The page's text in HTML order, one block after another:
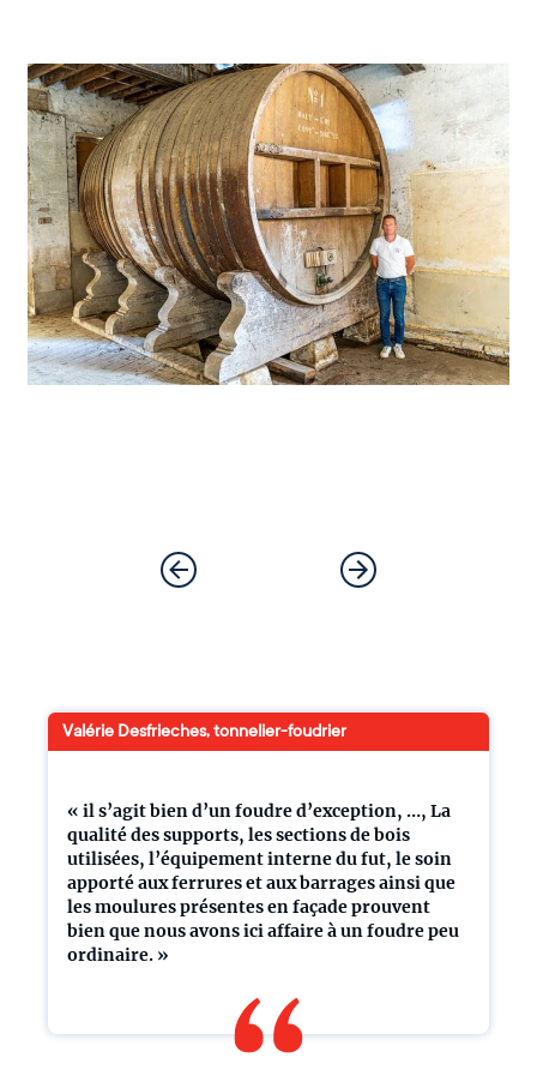
« il s’agit bien d’un foudre d’exception, …, La
qualité des supports, les sections de bois
utilisées, l’équipement interne du fut, le soin
apporté aux ferrures et aux barrages ainsi que
les moulures présentes en façade prouvent
bien que nous avons ici affaire à un foudre peu
ordinaire. »
Valérie Desfrieches, tonnelier-foudrier